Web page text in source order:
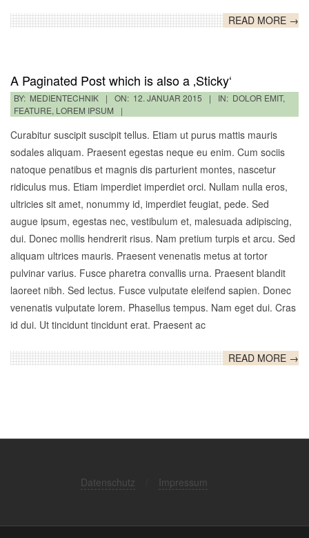
READ MORE →
A Paginated Post which is also a ‚Sticky‘
2015-
01-
12
BY: MEDIENTECHNIK ON: 12. JANUAR 2015 IN: DOLOR EMIT,
FEATURE, LOREM IPSUM
Curabitur suscipit suscipit tellus. Etiam ut purus mattis mauris
sodales aliquam. Praesent egestas neque eu enim. Cum sociis
natoque penatibus et magnis dis parturient montes, nascetur
ridiculus mus. Etiam imperdiet imperdiet orci. Nullam nulla eros,
ultricies sit amet, nonummy id, imperdiet feugiat, pede. Sed
augue ipsum, egestas nec, vestibulum et, malesuada adipiscing,
dui. Donec mollis hendrerit risus. Nam pretium turpis et arcu. Sed
aliquam ultrices mauris. Praesent venenatis metus at tortor
pulvinar varius. Fusce pharetra convallis urna. Praesent blandit
laoreet nibh. Sed lectus. Fusce vulputate eleifend sapien. Donec
venenatis vulputate lorem. Phasellus tempus. Nam eget dui. Cras
id dui. Ut tincidunt tincidunt erat. Praesent ac
READ MORE →
Datenschutz Impressum